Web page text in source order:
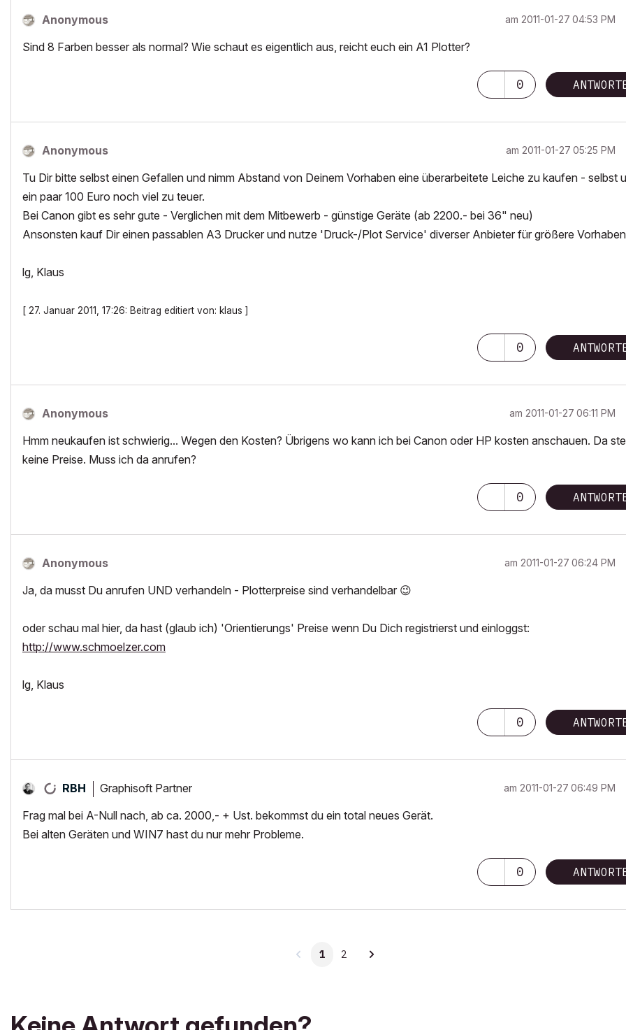
Anonymous am ‎2011-01-27 04:53 PM
Sind 8 Farben besser als normal? Wie schaut es eigentlich aus, reicht euch ein A1 Plotter?
0
Anonymous am ‎2011-01-27 05:25 PM
Tu Dir bitte selbst einen Gefallen und nimm Abstand von Deinem Vorhaben eine überarbeitete Leiche zu kaufen - selbst
ein paar 100 Euro noch viel zu teuer.
Bei Canon gibt es sehr gute - Verglichen mit dem Mitbewerb - günstige Geräte (ab 2200.- bei 36" neu)
Ansonsten kauf Dir einen passablen A3 Drucker und nutze 'Druck-/Plot Service' diverser Anbieter für größere
lg, Klaus
[ 27. Januar 2011, 17:26: Beitrag editiert von: klaus ]
0
Anonymous am ‎2011-01-27 06:11 PM
Hmm neukaufen ist schwierig... Wegen den Kosten? Übrigens wo kann ich bei Canon oder HP kosten anschauen. Da
keine Preise. Muss ich da anrufen?
0
Anonymous am ‎2011-01-27 06:24 PM
Ja, da musst Du anrufen UND verhandeln - Plotterpreise sind verhandelbar 😉
oder schau mal hier, da hast (glaub ich) 'Orientierungs' Preise wenn Du Dich registrierst und einloggst:
http://www.schmoelzer.com
lg, Klaus
0
RBH Graphisoft Partner am ‎2011-01-27 06:49 PM
Frag mal bei A-Null nach, ab ca. 2000,- + Ust. bekommst du ein total neues Gerät.
Bei alten Geräten und WIN7 hast du nur mehr Probleme.
0
1 2